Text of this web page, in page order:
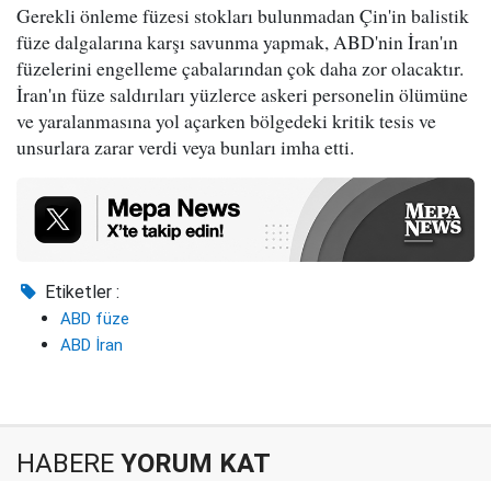
Gerekli önleme füzesi stokları bulunmadan Çin'in balistik
füze dalgalarına karşı savunma yapmak, ABD'nin İran'ın
füzelerini engelleme çabalarından çok daha zor olacaktır.
İran'ın füze saldırıları yüzlerce askeri personelin ölümüne
ve yaralanmasına yol açarken bölgedeki kritik tesis ve
unsurlara zarar verdi veya bunları imha etti.
Etiketler :
ABD füze
ABD İran
HABERE YORUM KAT